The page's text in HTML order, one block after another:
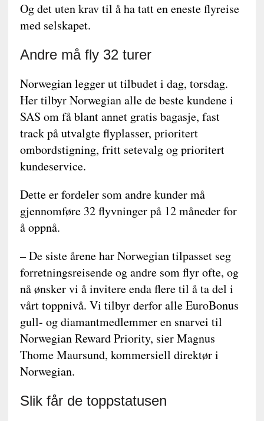
Og det uten krav til å ha tatt en eneste flyreise
med selskapet.
Andre må fly 32 turer
Norwegian legger ut tilbudet i dag, torsdag.
Her tilbyr Norwegian alle de beste kundene i
SAS om få blant annet gratis bagasje, fast
track på utvalgte flyplasser, prioritert
ombordstigning, fritt setevalg og prioritert
kundeservice.
Dette er fordeler som andre kunder må
gjennomføre 32 flyvninger på 12 måneder for
å oppnå.
– De siste årene har Norwegian tilpasset seg
forretningsreisende og andre som flyr ofte, og
nå ønsker vi å invitere enda flere til å ta del i
vårt toppnivå. Vi tilbyr derfor alle EuroBonus
gull- og diamantmedlemmer en snarvei til
Norwegian Reward Priority, sier Magnus
Thome Maursund, kommersiell direktør i
Norwegian.
Slik får de toppstatusen